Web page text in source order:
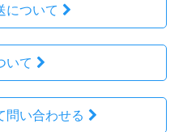
について
いて
問い合わせる